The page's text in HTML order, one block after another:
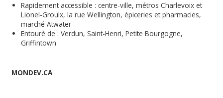
Rapidement accessible : centre-ville, métros Charlevoix et
Lionel-Groulx, la rue Wellington, épiceries et pharmacies,
marché Atwater
Entouré de : Verdun, Saint-Henri, Petite Bourgogne,
Griffintown
MONDEV.CA